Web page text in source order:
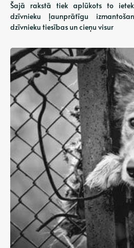
Šajā rakstā tiek aplūkots to
dzīvnieku ļaunprātīgu
dzīvnieku tiesības un cieņu visur